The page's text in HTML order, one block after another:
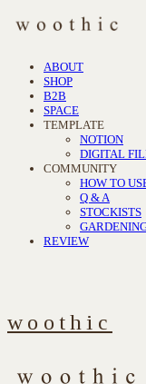
ABOUT
SHOP
B2B
SPACE
TEMPLATE
NOTION
DIGITAL
COMMUNITY
HOW TO
Q & A
STOCKISTS
REVIEW
woothic